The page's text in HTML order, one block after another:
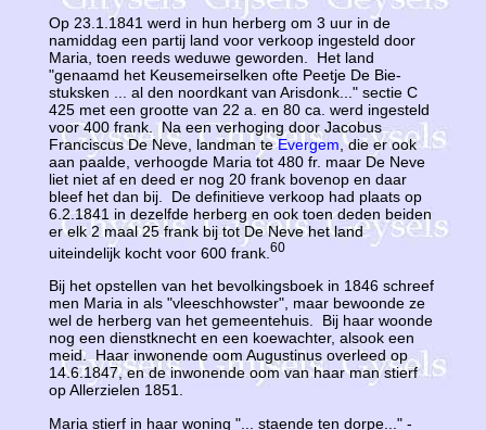
Op 23.1.1841 werd in hun herberg om 3 uur in de
namiddag een partij land voor verkoop ingesteld door
Maria, toen reeds weduwe geworden. Het land
"genaamd het Keusemeirselken ofte Peetje De Bie-
stuksken ... al den noordkant van Arisdonk..." sectie C
425 met een grootte van 22 a. en 80 ca. werd ingesteld
voor 400 frank. Na een verhoging door Jacobus
Franciscus De Neve, landman teEvergem , die er ook
aan paalde, verhoogde Maria tot 480 fr. maar De Neve
liet niet af en deed er nog 20 frank bovenop en daar
bleef het dan bij. De definitieve verkoop had plaats op
6.2.1841 in dezelfde herberg en ook toen deden beiden
er elk 2 maal 25 frank bij tot De Neve het land
uiteindelijk kocht voor 600 frank. 60
Bij het opstellen van het bevolkingsboek in 1846 schreef
men Maria in als "vleeschhowster", maar bewoonde ze
wel de herberg van het gemeentehuis. Bij haar woonde
nog een dienstknecht en een koewachter, alsook een
meid. Haar inwonende oom Augustinus overleed op
14.6.1847, en de inwonende oom van haar man stierf
op Allerzielen 1851.
Maria stierf in haar woning "... staende ten dorpe..." -